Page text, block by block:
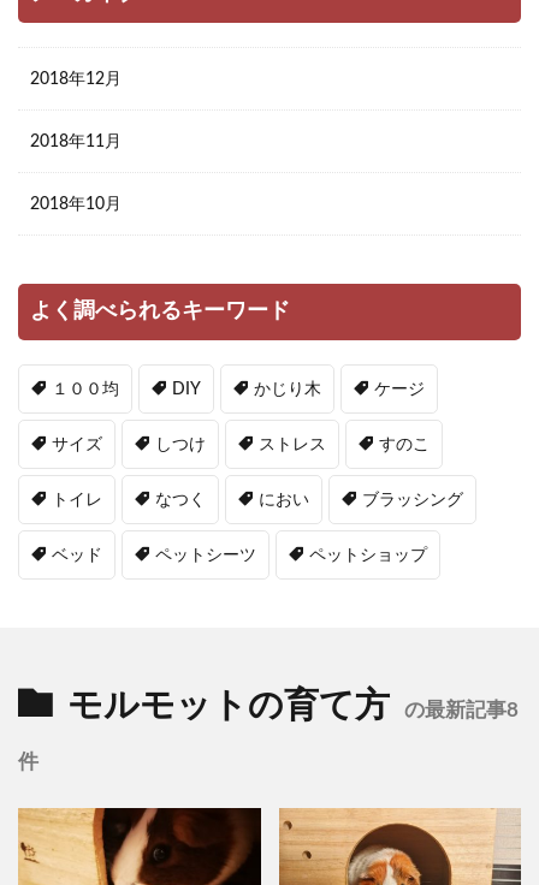
2018年12月
2018年11月
2018年10月
よく調べられるキーワード
１００均 DIY かじり木 ケージ
サイズ しつけ ストレス すのこ
トイレ なつく におい ブラッシング
ベッド ペットシーツ ペットショップ
モルモットの育て方 の最新記事8
件